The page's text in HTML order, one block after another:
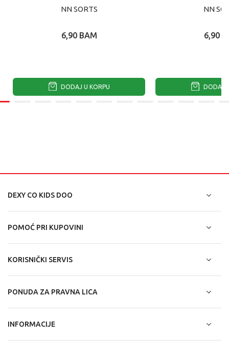
NN SORTS
6,90 BAM
DODAJ U KORPU
NN
6,90
DODAJ
DEXY CO KIDS DOO
POMOĆ PRI KUPOVINI
KORISNIČKI SERVIS
PONUDA ZA PRAVNA LICA
INFORMACIJE